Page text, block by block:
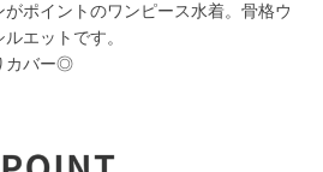
ポイントのワンピース水着。骨格ウ
エットです。
カバー◎